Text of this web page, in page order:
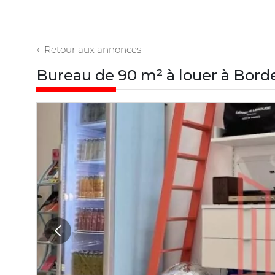
← Retour aux annonces
Bureau de 90 m² à louer à